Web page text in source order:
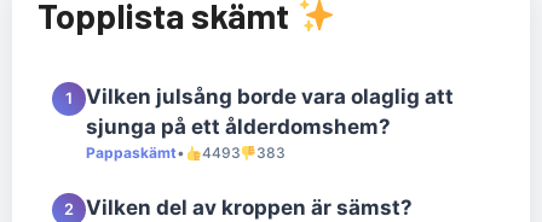
Topplista skämt
1
Vilken julsång borde vara olaglig att
sjunga på ett ålderdomshem?
Pappaskämt• 4493 383
2 Vilken del av kroppen är sämst?